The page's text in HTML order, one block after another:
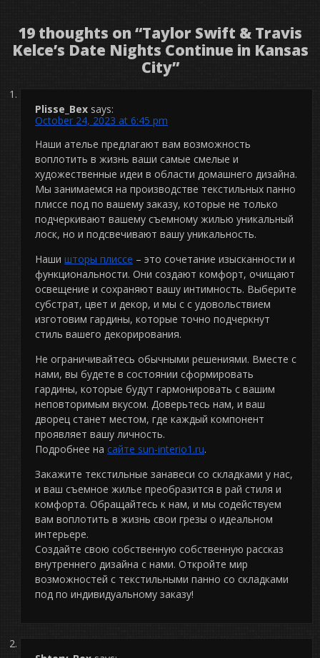
19 thoughts on “Taylor Swift & Travis
Kelce’s Date Nights Continue in Kansas
City”
Plisse_Bex says:
October 24, 2023 at 6:45 pm
Наши ателье предлагают вам возможность
воплотить в жизнь ваши самые смелые и
художественные идеи в области домашнего дизайна.
Мы занимаемся на производстве текстильных панно
плиссе под по вашему заказу, которые не только
подчеркивают вашему съемному жилью уникальный
лоск, но и подсвечивают вашу уникальность.
Наши шторы плиссе – это сочетание изысканности и
функциональности. Они создают комфорт, очищают
освещение и сохраняют вашу интимность. Выберите
субстрат, цвет и декор, и мы с с удовольствием
изготовим гардины, которые точно подчеркнут
стиль вашего декорирования.
Не ограничивайтесь обычными решениями. Вместе с
нами, вы будете в состоянии сформировать
гардины, которые будут гармонировать с вашим
неповторимым вкусом. Доверьтесь нам, и ваш
дворец станет местом, где каждый компонент
проявляет вашу личность.
Подробнее на сайте sun-interio1.ru.
Закажите текстильные занавеси со складками у нас,
и ваш съемное жилье преобразится в рай стиля и
комфорта. Обращайтесь к нам, и мы содействуем
вам воплотить в жизнь свои грезы о идеальном
интерьере.
Создайте свою собственную собственную рассказ
внутреннего дизайна с нами. Откройте мир
возможностей с текстильными панно со складками
под по индивидуальному заказу!